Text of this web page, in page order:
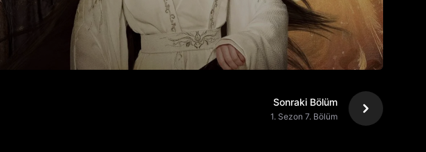
Sonraki Bölüm
1. Sezon 7. Bölüm